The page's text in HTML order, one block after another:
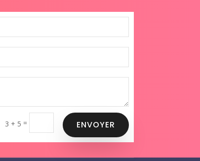
3 + 5 = ENVOYER